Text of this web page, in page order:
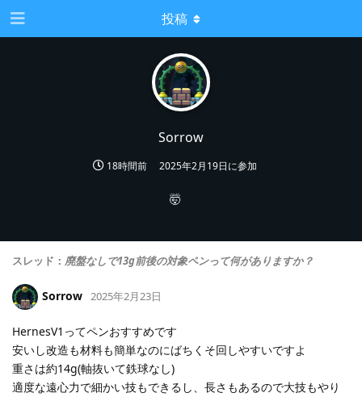
Sorrow
18時間前 2025年2月19日に参加
🤯
投稿
スレッド： 廃盤なしで13g前後の対象ペンって何がありますか？
Sorrow 2025年2月23日
HernesV1ってペンおすすめです
安いし改造も材料も簡単なのにばちくそ回しやすいですよ
重さは約14g(軸抜いて鉄球なし)
適度な遠心力で細かい技もできるし、長さもあるので大技もやり